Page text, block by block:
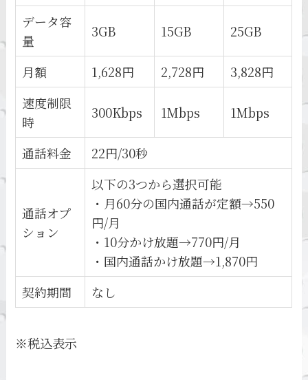
データ容
量
3GB 15GB 25GB
月額 1,628円 2,728円
3,828円
速度制限
時
300Kbps 1Mbps 1Mbps
通話料金 22円/30秒
通話オプ
ション
以下の3つから選択可能
・月60分の国内通話が定額→550
円/月
・10分かけ放題→770円/月
・国内通話かけ放題→1,870円
契約期間
なし
※税込表示